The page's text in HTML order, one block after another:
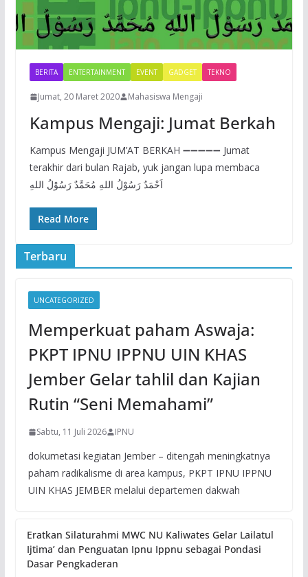
BERITA ENTERTAINMENT EVENT GADGET TEKNO
Jumat, 20 Maret 2020 Mahasiswa Mengaji
Kampus Mengaji: Jumat Berkah
Kampus Mengaji JUM’AT BERKAH ➖➖➖➖➖ Jumat
terakhir dari bulan Rajab, yuk jangan lupa membaca
اَحْمَدٌ رَسُوْلُ اللهِ مُحَمَّدٌ رَسُوْلُ اللهِ
Read More
Terbaru
UNCATEGORIZED
Memperkuat paham Aswaja:
PKPT IPNU IPPNU UIN KHAS
Jember Gelar tahlil dan Kajian
Rutin “Seni Memahami”
Sabtu, 11 Juli 2026 IPNU
dokumetasi kegiatan Jember – ditengah meningkatnya
paham radikalisme di area kampus, PKPT IPNU IPPNU
UIN KHAS JEMBER melalui departemen dakwah
Eratkan Silaturahmi MWC NU Kaliwates Gelar Lailatul
Ijtima’ dan Penguatan Ipnu Ippnu sebagai Pondasi
Dasar Pengkaderan